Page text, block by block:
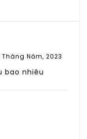
Tháng Năm, 2023
bao nhiêu